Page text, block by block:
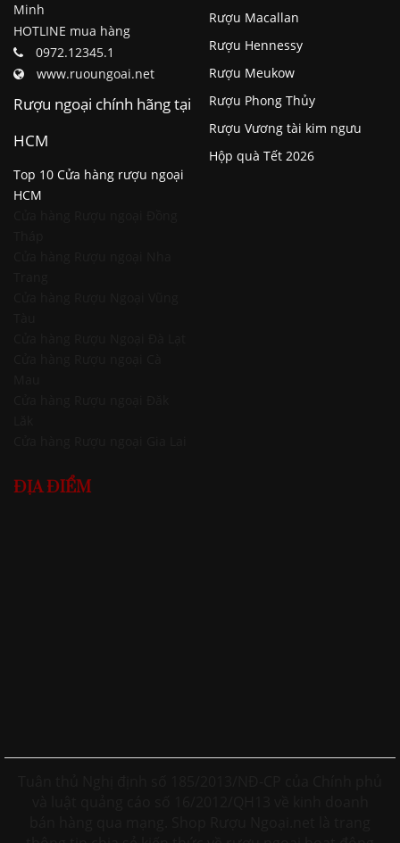
Minh
HOTLINE mua hàng
0972.12345.1
www.ruoungoai.net
Rượu ngoại chính hãng tại
HCM
Top 10 Cửa hàng rượu ngoại
HCM
Rượu Macallan
Rượu Hennessy
Rượu Meukow
Rượu Phong Thủy
Rượu Vương tài kim ngưu
Hộp quà Tết 2026
ĐỊA ĐIỂM